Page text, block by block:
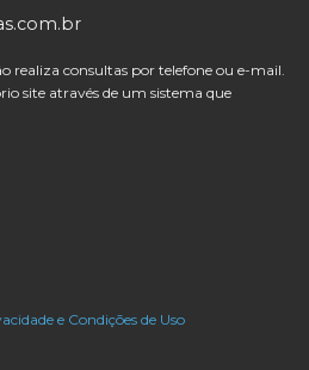
realiza consultas por telefone ou e-mail.
site através de um sistema que
e Condições de Uso